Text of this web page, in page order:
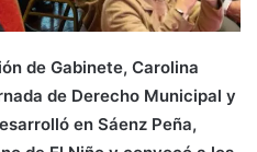
de Gabinete, Carolina
de Derecho Municipal y
en Sáenz Peña,